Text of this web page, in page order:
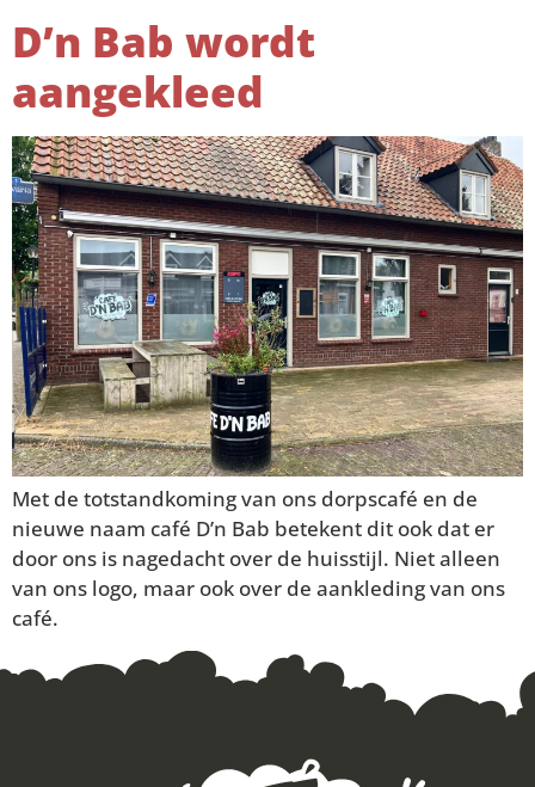
D’n Bab wordt
aangekleed
Met de totstandkoming van ons dorpscafé en de
nieuwe naam café D’n Bab betekent dit ook dat er
door ons is nagedacht over de huisstijl. Niet alleen
van ons logo, maar ook over de aankleding van ons
café.